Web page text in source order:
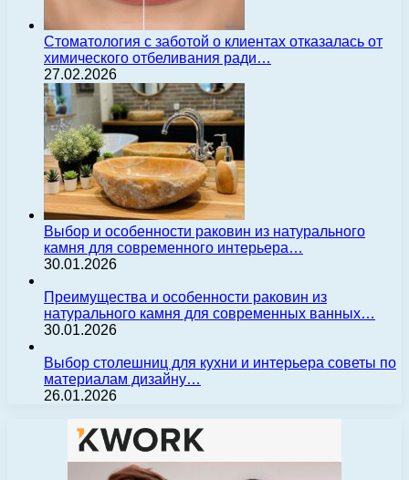
Стоматология с заботой о клиентах отказалась от
химического отбеливания ради…
27.02.2026
Выбор и особенности раковин из натурального
камня для современного интерьера…
30.01.2026
Преимущества и особенности раковин из
натурального камня для современных ванных…
30.01.2026
Выбор столешниц для кухни и интерьера советы по
материалам дизайну…
26.01.2026